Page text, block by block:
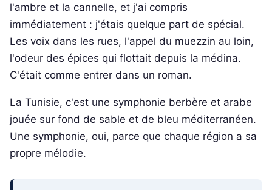
l'ambre et la cannelle, et j'ai compris
immédiatement : j'étais quelque part de spécial.
Les voix dans les rues, l'appel du muezzin au loin,
l'odeur des épices qui flottait depuis la médina.
C'était comme entrer dans un roman.
La Tunisie, c'est une symphonie berbère et arabe
jouée sur fond de sable et de bleu méditerranéen.
Une symphonie, oui, parce que chaque région a sa
propre mélodie.